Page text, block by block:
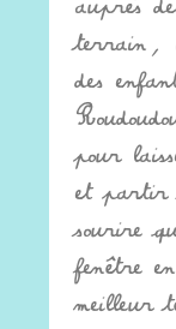
terrain,
des
pour
et partir
sourire
fenêtre
meilleur